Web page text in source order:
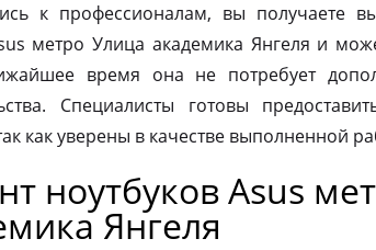
к профессионалам, вы получаете
метро Улица академика Янгеля и
время она не потребует
Специалисты готовы
как уверены в качестве выполненной
ноутбуков Asus
Янгеля